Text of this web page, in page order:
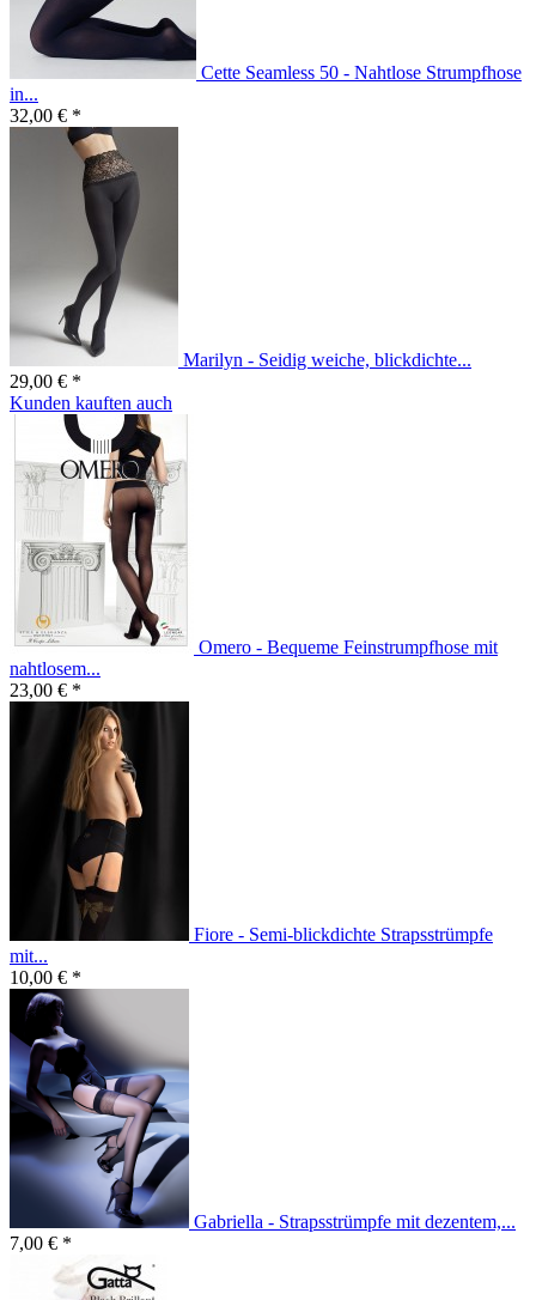
Cette Seamless 50 - Nahtlose Strumpfhose
in...
32,00 € *
Marilyn - Seidig weiche, blickdichte...
29,00 € *
Kunden kauften auch
Omero - Bequeme Feinstrumpfhose mit
nahtlosem...
23,00 € *
Fiore - Semi-blickdichte Strapsstrümpfe
mit...
10,00 € *
Gabriella - Strapsstrümpfe mit dezentem,...
7,00 € *